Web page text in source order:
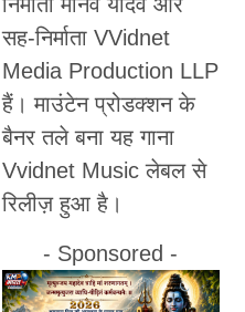
निर्माता मानव यादव और
सह-निर्माता VVidnet
Media Production LLP
हैं। माउंटेन प्रोडक्शन के
बैनर तले बना यह गाना
Vvidnet Music लेबल से
रिलीज़ हुआ है।
- Sponsored -